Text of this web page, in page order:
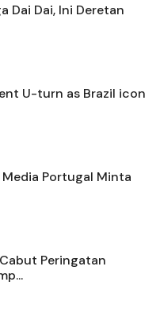
Dai Dai, Ini Deretan
U-turn as Brazil icon
Portugal Minta
Peringatan